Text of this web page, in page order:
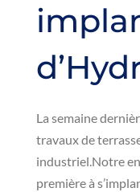
La semaine
travaux de
industriel.Notre
première à